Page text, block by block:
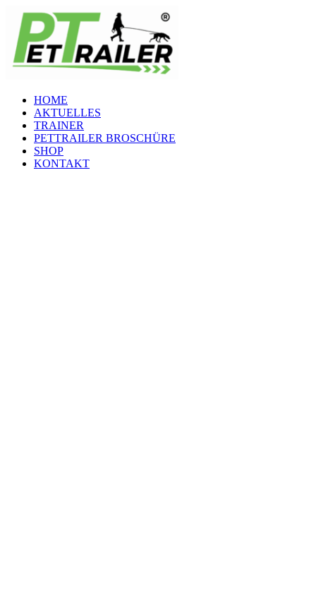
Zum
Inhalt
springen
HOME
AKTUELLES
TRAINER
PETTRAILER BROSCHÜRE
SHOP
KONTAKT